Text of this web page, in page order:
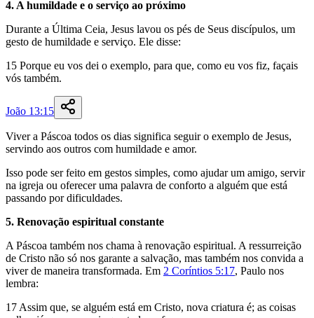
4. A humildade e o serviço ao próximo
Durante a Última Ceia, Jesus lavou os pés de Seus discípulos, um
gesto de humildade e serviço. Ele disse:
15 Porque eu vos dei o exemplo, para que, como eu vos fiz, façais
vós também.
João 13:15
Viver a Páscoa todos os dias significa seguir o exemplo de Jesus,
servindo aos outros com humildade e amor.
Isso pode ser feito em gestos simples, como ajudar um amigo, servir
na igreja ou oferecer uma palavra de conforto a alguém que está
passando por dificuldades.
5. Renovação espiritual constante
A Páscoa também nos chama à renovação espiritual. A ressurreição
de Cristo não só nos garante a salvação, mas também nos convida a
viver de maneira transformada. Em 2 Coríntios 5:17, Paulo nos
lembra:
17 Assim que, se alguém está em Cristo, nova criatura é; as coisas